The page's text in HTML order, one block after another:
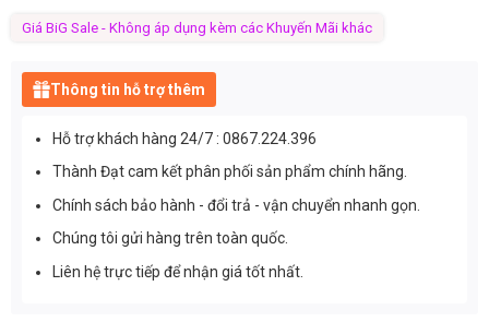
Giá BiG Sale - Không áp dụng kèm các Khuyến Mãi khác
Thông tin hỗ trợ thêm
Hỗ trợ khách hàng 24/7 : 0867.224.396
Thành Đạt cam kết phân phối sản phẩm chính hãng.
Chính sách bảo hành - đổi trả - vận chuyển nhanh gọn.
Chúng tôi gửi hàng trên toàn quốc.
Liên hệ trực tiếp để nhận giá tốt nhất.